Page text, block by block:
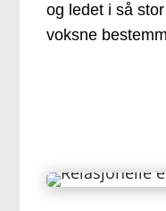
og ledet i så
voksne